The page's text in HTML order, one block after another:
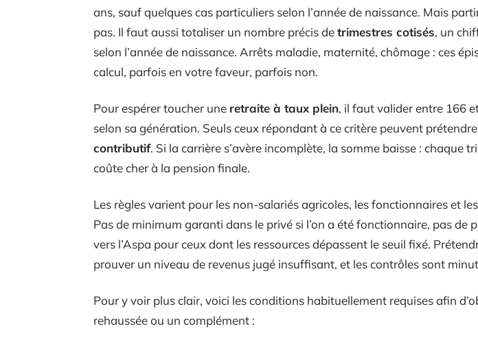
ans, sauf quelques cas particuliers selon l’année de naissance. Mais
pas. Il faut aussi totaliser un nombre précis detrimestres cotisés, un
selon l’année de naissance. Arrêts maladie, maternité, chômage : ces
calcul, parfois en votre faveur, parfois non.
Pour espérer toucher une retraite à taux plein, il faut valider entre 166
selon sa génération. Seuls ceux répondant à ce critère peuvent
contributif. Si la carrière s’avère incomplète, la somme baisse : chaque
coûte cher à la pension finale.
Les règles varient pour les non-salariés agricoles, les fonctionnaires et
Pas de minimum garanti dans le privé si l’on a été fonctionnaire, pas de
vers l’Aspa pour ceux dont les ressources dépassent le seuil fixé.
prouver un niveau de revenus jugé insuffisant, et les contrôles sont
Pour y voir plus clair, voici les conditions habituellement requises afin
rehaussée ou un complément :